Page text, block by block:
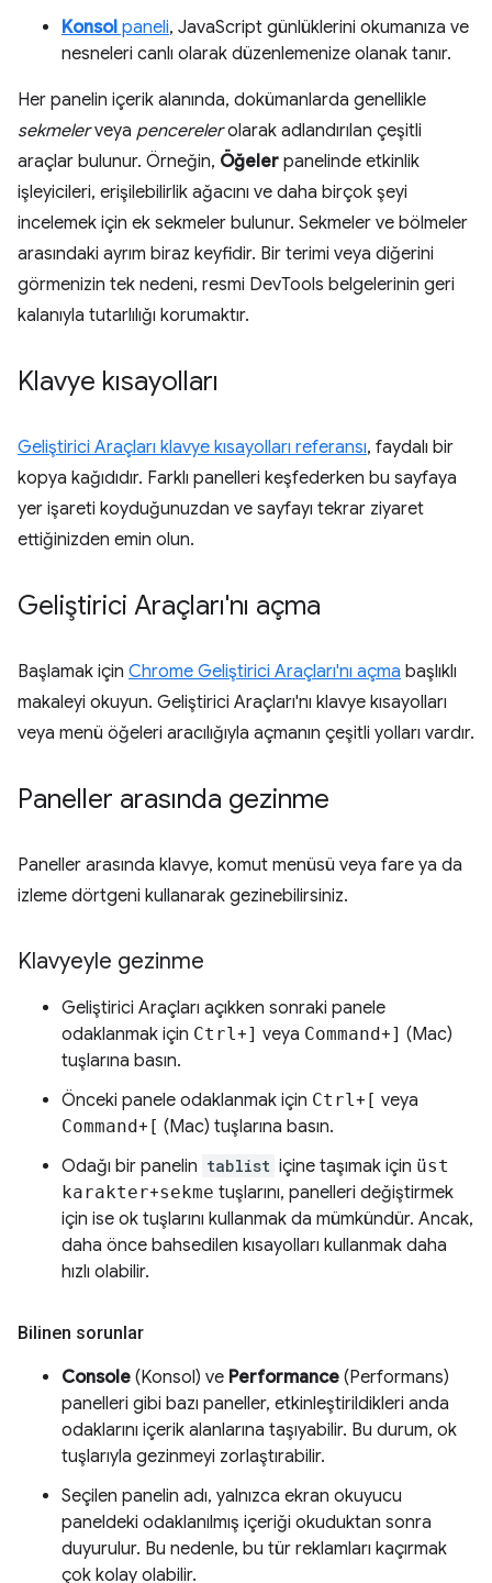
Konsol paneli, JavaScript günlüklerini okumanıza ve
nesneleri canlı olarak düzenlemenize olanak tanır.
Her panelin içerik alanında, dokümanlarda genellikle
sekmelerveya pencerelerolarak adlandırılan çeşitli
araçlar bulunur. Örneğin, Öğeler panelinde etkinlik
işleyicileri, erişilebilirlik ağacını ve daha birçok şeyi
incelemek için ek sekmeler bulunur. Sekmeler ve bölmeler
arasındaki ayrım biraz keyfidir. Bir terimi veya diğerini
görmenizin tek nedeni, resmi DevTools belgelerinin geri
kalanıyla tutarlılığı korumaktır.
Klavye kısayolları
Geliştirici Araçları klavye kısayolları referansı, faydalı bir
kopya kağıdıdır. Farklı panelleri keşfederken bu sayfaya
yer işareti koyduğunuzdan ve sayfayı tekrar ziyaret
ettiğinizden emin olun.
Geliştirici Araçları'nı açma
Başlamak için Chrome Geliştirici Araçları'nı açma başlıklı
makaleyi okuyun. Geliştirici Araçları'nı klavye kısayolları
veya menü öğeleri aracılığıyla açmanın çeşitli yolları vardır.
Paneller arasında gezinme
Paneller arasında klavye, komut menüsü veya fare ya da
izleme dörtgeni kullanarak gezinebilirsiniz.
Klavyeyle gezinme
Geliştirici Araçları açıkken sonraki panele
odaklanmak için Ctrl+] veya Command+] (Mac)
tuşlarına basın.
Önceki panele odaklanmak için Ctrl+ [ veya
Command+ [ (Mac) tuşlarına basın.
Odağı bir panelin tablist içine taşımak için üst
karakter+sekme tuşlarını, panelleri değiştirmek
için ise ok tuşlarını kullanmak da mümkündür. Ancak,
daha önce bahsedilen kısayolları kullanmak daha
hızlı olabilir.
Bilinen sorunlar
Console (Konsol) ve Performance (Performans)
panelleri gibi bazı paneller, etkinleştirildikleri anda
odaklarını içerik alanlarına taşıyabilir. Bu durum, ok
tuşlarıyla gezinmeyi zorlaştırabilir.
Seçilen panelin adı, yalnızca ekran okuyucu
paneldeki odaklanılmış içeriği okuduktan sonra
duyurulur. Bu nedenle, bu tür reklamları kaçırmak
çok kolay olabilir.